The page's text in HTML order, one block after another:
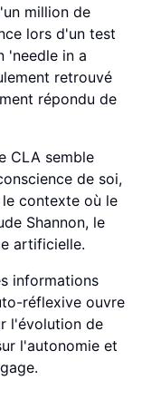
million de
lors d'un test
'needle in a
retrouvé
répondu de
CLA semble
de soi,
contexte où le
Shannon, le
artificielle.
informations
réflexive ouvre
l'évolution de
l'autonomie et